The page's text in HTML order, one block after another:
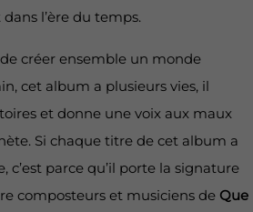
l’ère du temps.
créer ensemble un monde
cet album a plusieurs vies, il
et donne une voix aux maux
Si chaque titre de cet album a
c’est parce qu’il porte la signature
composteurs et musiciens de Que